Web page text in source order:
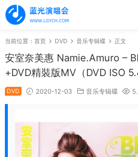
当前位置： 首页 DVD 音乐专辑碟 正文
安室奈美惠 Namie.Amuro –
+DVD精裝版MV（DVD ISO
DVD 2020-12-03 音乐专辑碟